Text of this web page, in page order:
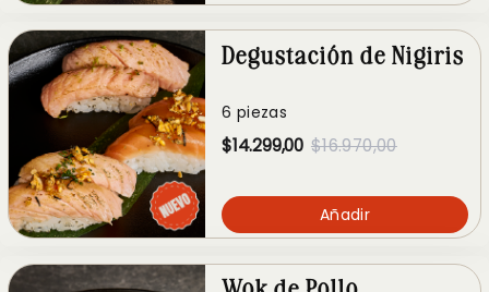
Degustación de Nigiris
6 piezas
$14.299,00 $16.970,00
Añadir